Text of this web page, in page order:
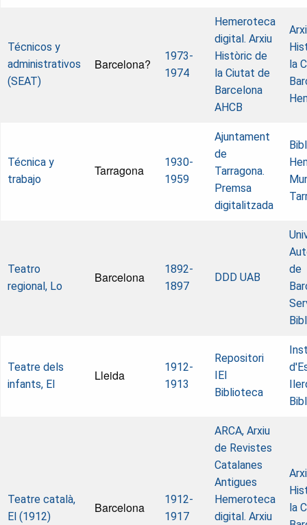
Técnicos y
administrativos
(SEAT)
Barcelona?
1973-
1974
Hemeroteca
digital. Arxiu
Històric de
la Ciutat de
Barcelona
AHCB
la
Técnica y
trabajo
Tarragona
1930-
1959
Ajuntament
de
Tarragona.
Premsa
digitalitzada
Teatro
regional, Lo
Barcelona
1892-
1897
DDD UAB
de
Teatre dels
infants, El
Lleida
1912-
1913
Repositori
IEI
Biblioteca
Teatre català,
El (1912)
Barcelona
1912-
1917
ARCA, Arxiu
de Revistes
Catalanes
Antigues
Hemeroteca
digital. Arxiu
la